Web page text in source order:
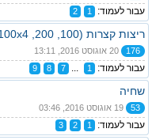
עבור לעמוד: 1
2
ריצות קצרות (100, 200, 100x4)
176
עבור לעמוד: 1
...
7
8
9
שחיה
53
עבור לעמוד: 1
2
3